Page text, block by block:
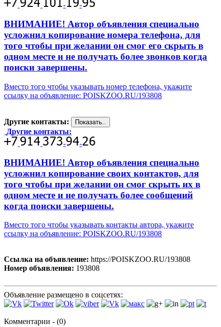
-
-
ВНИМАНИЕ! Автор объявления специально
усложнил копирование номера телефона, для
того чтобы при желании он смог его скрыть в
одном месте и не получать более звонков когда
поиски завершены.
Вместо того чтобы указывать номер телефона, укажите
ссылку на объявление: POISKZOO.RU/193808
Другие контакты:
Другие контакты:
-
-
ВНИМАНИЕ! Автор объявления специально
усложнил копирование своих контактов, для
того чтобы при желании он смог скрыть их в
одном месте и не получать более сообщений
когда поиски завершены.
Вместо того чтобы указывать контакты автора, укажите
ссылку на объявление: POISKZOO.RU/193808
Ссылка на объявление: https://POISKZOO.RU/193808
Номер объявления: 193808
Объявление размещено в соцсетях:
Комментарии - (0)